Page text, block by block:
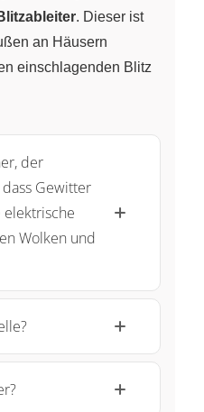
. Dieser ist
an Häusern
einschlagenden Blitz
der
Gewitter
Wolken und